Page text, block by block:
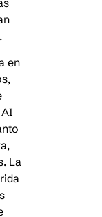
en
La